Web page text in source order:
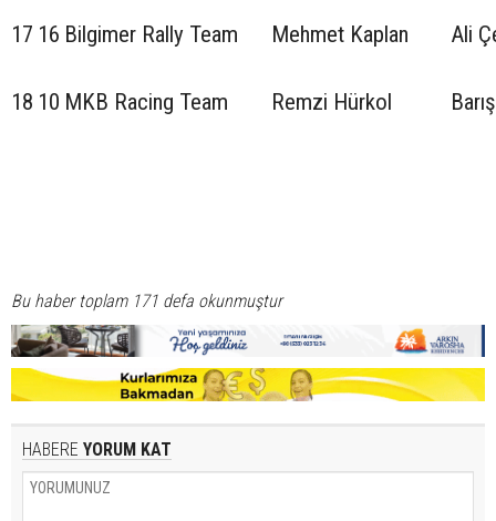
17 16 Bilgimer Rally Team Mehmet Kaplan Ali
18 10 MKB Racing Team Remzi Hürkol
Bu haber toplam 171 defa okunmuştur
HABERE YORUM KAT